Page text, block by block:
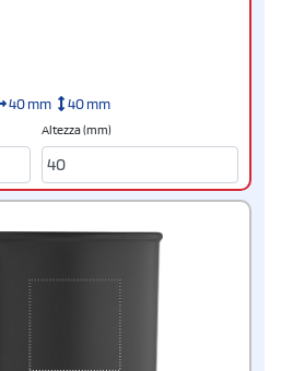
40 mm 40 mm
Altezza (mm)